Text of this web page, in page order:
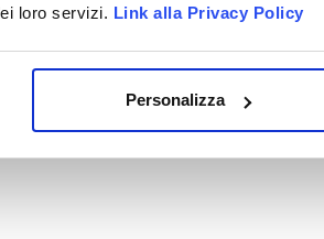
loro servizi. Link alla Privacy Policy
Personalizza
di più informazionicontattaci o prenota,